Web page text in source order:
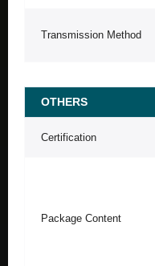
Transmission Method
OTHERS
Certification
Package Content